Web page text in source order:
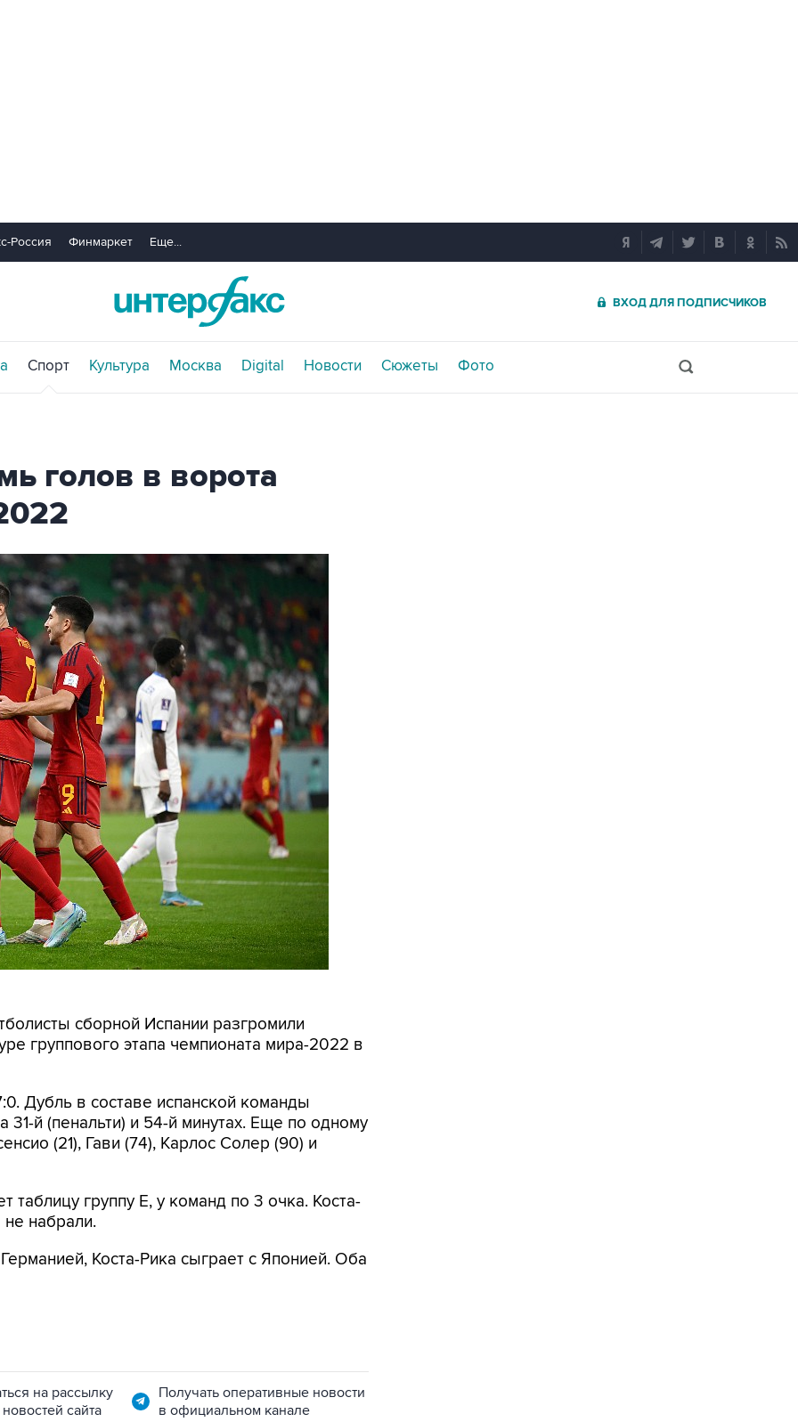
Россия Финмаркет Еще...
ВХОД ДЛЯ ПОДПИСЧИКОВ
Спорт Культура Москва Digital Новости Сюжеты Фото
голов в ворота
сборной Испании разгромили
группового этапа чемпионата мира-2022 в
Дубль в составе испанской команды
й (пенальти) и 54-й минутах. Еще по одному
(21), Гави (74), Карлос Солер (90) и
таблицу группу E, у команд по 3 очка. Коста-
набрали.
Коста-Рика сыграет с Японией. Оба
на рассылку
сайта
Получать оперативные новости
в официальном канале